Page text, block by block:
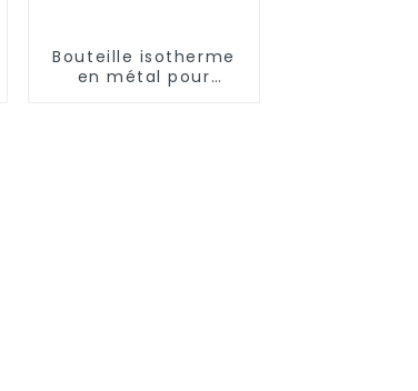
Bouteille isotherme
en métal pour